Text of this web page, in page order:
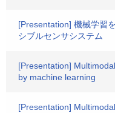
[Presentation] 機械学習
シブルセンサシステム
[Presentation]
by machine learning
[Presentation]